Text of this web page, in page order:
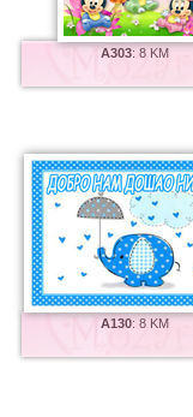
A303:8 KM
A130:8 KM